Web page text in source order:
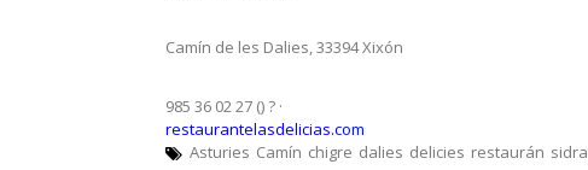
Camín de les Dalies, 33394 Xixón
985 36 02 27 ()? ·
restaurantelasdelicias.com
Asturies Camín chigre dalies delicies restaurán sidra